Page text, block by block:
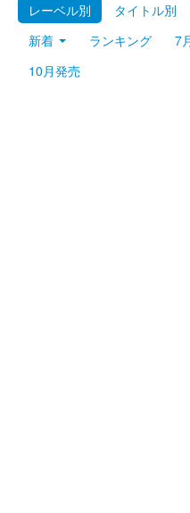
プレミアム
レーベル別 タイトル別
新着
ランキング 7
10月発売